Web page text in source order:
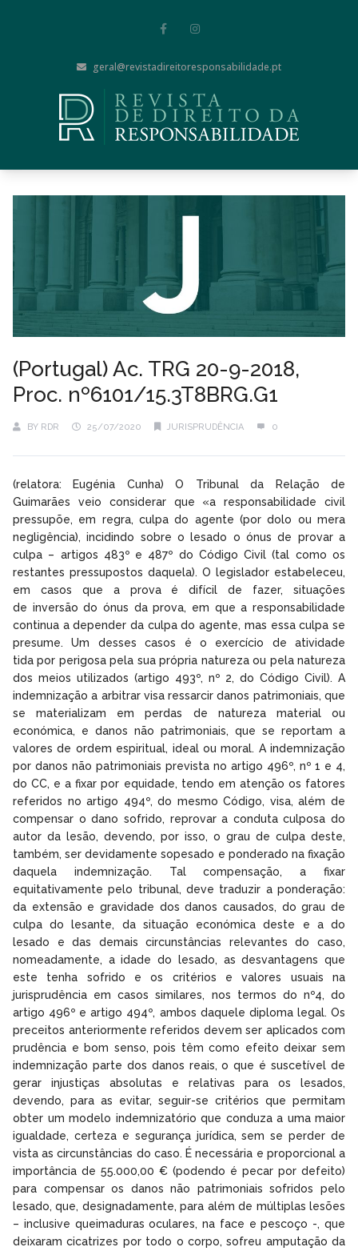
geral@revistadireitoresponsabilidade.pt
(Portugal) Ac. TRG 20-9-2018,
Proc. nº6101/15.3T8BRG.G1
BY RDR 25/07/2020 JURISPRUDÊNCIA 0
(relatora: Eugénia Cunha) O Tribunal da Relação de
Guimarães veio considerar que «a responsabilidade civil
pressupõe, em regra, culpa do agente (por dolo ou mera
negligência), incidindo sobre o lesado o ónus de provar a
culpa – artigos 483º e 487º do Código Civil (tal como os
restantes pressupostos daquela). O legislador estabeleceu,
em casos que a prova é difícil de fazer, situações
de inversão do ónus da prova, em que a responsabilidade
continua a depender da culpa do agente, mas essa culpa se
presume. Um desses casos é o exercício de atividade
tida por perigosa pela sua própria natureza ou pela natureza
dos meios utilizados (artigo 493º, nº 2, do Código Civil). A
indemnização a arbitrar visa ressarcir danos patrimoniais, que
se materializam em perdas de natureza material ou
económica, e danos não patrimoniais, que se reportam a
valores de ordem espiritual, ideal ou moral. A indemnização
por danos não patrimoniais prevista no artigo 496º, nº 1 e 4,
do CC, e a fixar por equidade, tendo em atenção os fatores
referidos no artigo 494º, do mesmo Código, visa, além de
compensar o dano sofrido, reprovar a conduta culposa do
autor da lesão, devendo, por isso, o grau de culpa deste,
também, ser devidamente sopesado e ponderado na fixação
daquela indemnização. Tal compensação, a fixar
equitativamente pelo tribunal, deve traduzir a ponderação:
da extensão e gravidade dos danos causados, do grau de
culpa do lesante, da situação económica deste e a do
lesado e das demais circunstâncias relevantes do caso,
nomeadamente, a idade do lesado, as desvantagens que
este tenha sofrido e os critérios e valores usuais na
jurisprudência em casos similares, nos termos do nº4, do
artigo 496º e artigo 494º, ambos daquele diploma legal. Os
preceitos anteriormente referidos devem ser aplicados com
prudência e bom senso, pois têm como efeito deixar sem
indemnização parte dos danos reais, o que é suscetível de
gerar injustiças absolutas e relativas para os lesados,
devendo, para as evitar, seguir-se critérios que permitam
obter um modelo indemnizatório que conduza a uma maior
igualdade, certeza e segurança jurídica, sem se perder de
vista as circunstâncias do caso. É necessária e proporcional a
importância de 55.000,00 € (podendo é pecar por defeito)
para compensar os danos não patrimoniais sofridos pelo
lesado, que, designadamente, para além de múltiplas lesões
– inclusive queimaduras oculares, na face e pescoço -, que
deixaram cicatrizes por todo o corpo, sofreu amputação da